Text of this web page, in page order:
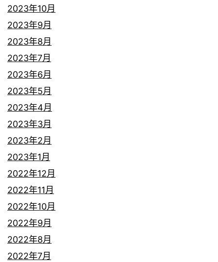
2023年10月
2023年9月
2023年8月
2023年7月
2023年6月
2023年5月
2023年4月
2023年3月
2023年2月
2023年1月
2022年12月
2022年11月
2022年10月
2022年9月
2022年8月
2022年7月